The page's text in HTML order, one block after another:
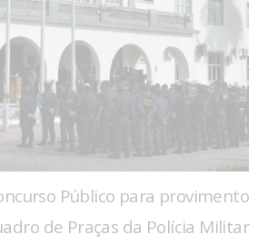
Público para provimento
de Praças da Polícia Militar